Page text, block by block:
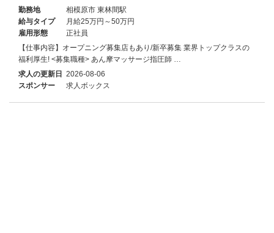
勤務地
相模原市 東林間駅
給与タイプ
月給25万円～50万円
雇用形態
正社員
【仕事内容】オープニング募集店もあり/新卒募集 業界トップクラスの
福利厚生! <募集職種> あん摩マッサージ指圧師 …
求人の更新日 2026-08-06
スポンサー
求人ボックス